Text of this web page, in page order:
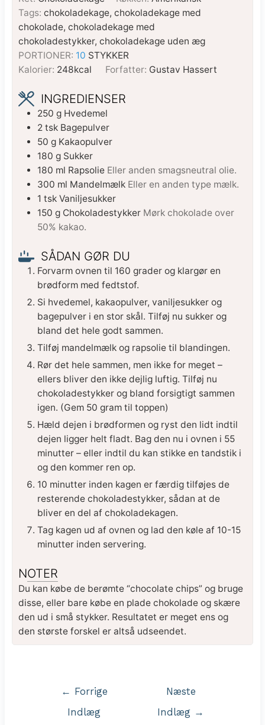
Tags:chokoladekage, chokoladekage med
chokolade, chokoladekage med
chokoladestykker, chokoladekage uden æg
PORTIONER: 10 STYKKER
Kalorier: 248kcal Forfatter: Gustav Hassert
INGREDIENSER
250 g Hvedemel
2 tsk Bagepulver
50 g Kakaopulver
180 g Sukker
180 ml Rapsolie Eller anden smagsneutral olie.
300 ml Mandelmælk Eller en anden type mælk.
1 tsk Vaniljesukker
150 g Chokoladestykker Mørk chokolade over
50% kakao.
SÅDAN GØR DU
Forvarm ovnen til 160 grader og klargør en
brødform med fedtstof.
Si hvedemel, kakaopulver, vaniljesukker og
bagepulver i en stor skål. Tilføj nu sukker og
bland det hele godt sammen.
Tilføj mandelmælk og rapsolie til blandingen.
Rør det hele sammen, men ikke for meget –
ellers bliver den ikke dejlig luftig. Tilføj nu
chokoladestykker og bland forsigtigt sammen
igen. (Gem 50 gram til toppen)
Hæld dejen i brødformen og ryst den lidt indtil
dejen ligger helt fladt. Bag den nu i ovnen i 55
minutter – eller indtil du kan stikke en tandstik i
og den kommer ren op.
10 minutter inden kagen er færdig tilføjes de
resterende chokoladestykker, sådan at de
bliver en del af chokoladekagen.
Tag kagen ud af ovnen og lad den køle af 10-15
minutter inden servering.
NOTER
Du kan købe de berømte “chocolate chips” og bruge
disse, eller bare købe en plade chokolade og skære
den ud i små stykker. Resultatet er meget ens og
den største forskel er altså udseendet.
Indlægsnavigation
← Forrige
Indlæg
Næste
Indlæg →